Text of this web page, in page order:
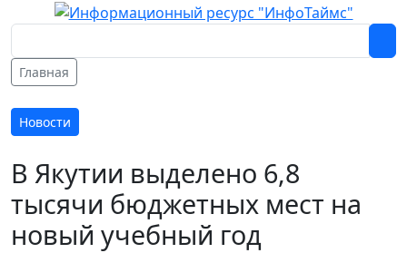
Главная
Новости
В Якутии выделено 6,8
тысячи бюджетных мест на
новый учебный год